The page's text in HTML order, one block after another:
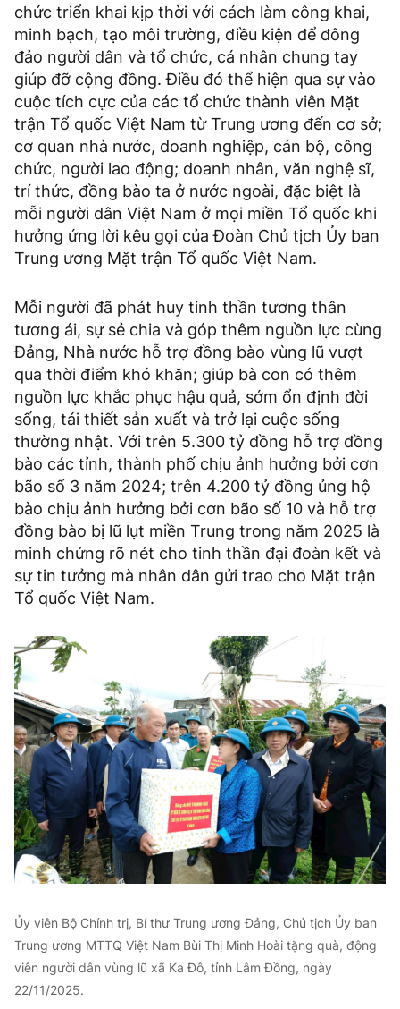
chức triển khai kịp thời với cách làm công khai,
minh bạch, tạo môi trường, điều kiện để đông
đảo người dân và tổ chức, cá nhân chung tay
giúp đỡ cộng đồng. Điều đó thể hiện qua sự vào
cuộc tích cực của các tổ chức thành viên Mặt
trận Tổ quốc Việt Nam từ Trung ương đến cơ sở;
cơ quan nhà nước, doanh nghiệp, cán bộ, công
chức, người lao động; doanh nhân, văn nghệ sĩ,
trí thức, đồng bào ta ở nước ngoài, đặc biệt là
mỗi người dân Việt Nam ở mọi miền Tổ quốc khi
hưởng ứng lời kêu gọi của Đoàn Chủ tịch Ủy ban
Trung ương Mặt trận Tổ quốc Việt Nam.
Mỗi người đã phát huy tinh thần tương thân
tương ái, sự sẻ chia và góp thêm nguồn lực cùng
Đảng, Nhà nước hỗ trợ đồng bào vùng lũ vượt
qua thời điểm khó khăn; giúp bà con có thêm
nguồn lực khắc phục hậu quả, sớm ổn định đời
sống, tái thiết sản xuất và trở lại cuộc sống
thường nhật. Với trên 5.300 tỷ đồng hỗ trợ đồng
bào các tỉnh, thành phố chịu ảnh hưởng bởi cơn
bão số 3 năm 2024; trên 4.200 tỷ đồng ủng hộ
bào chịu ảnh hưởng bởi cơn bão số 10 và hỗ trợ
đồng bào bị lũ lụt miền Trung trong năm 2025 là
minh chứng rõ nét cho tinh thần đại đoàn kết và
sự tin tưởng mà nhân dân gửi trao cho Mặt trận
Tổ quốc Việt Nam.
Ủy viên Bộ Chính trị, Bí thư Trung ương Đảng, Chủ tịch Ủy ban
Trung ương MTTQ Việt Nam Bùi Thị Minh Hoài tặng quà, động
viên người dân vùng lũ xã Ka Đô, tỉnh Lâm Đồng, ngày
22/11/2025.